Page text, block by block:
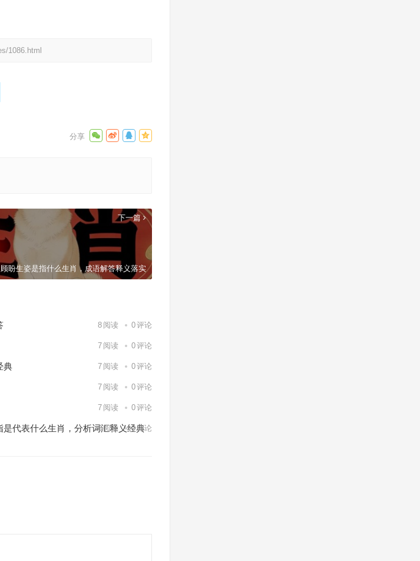
1086.html
下一篇
顾盼生姿是指什么生肖，成语解答释义落实
8 阅读 0评论
7 阅读 0评论
典 7 阅读 0评论
7 阅读 0评论
7 阅读 0评论
代表什么生肖，分析词汇释义经典
6 阅读 0评论